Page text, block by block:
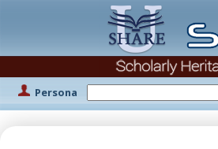
Persona